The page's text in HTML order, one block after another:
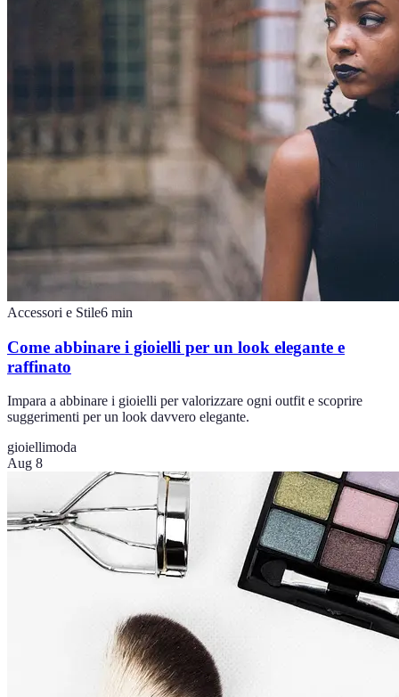
Accessori e Stile6 min
Come abbinare i gioielli per un look elegante e
raffinato
Impara a abbinare i gioielli per valorizzare ogni outfit e scoprire
suggerimenti per un look davvero elegante.
gioiellimoda
Aug 8